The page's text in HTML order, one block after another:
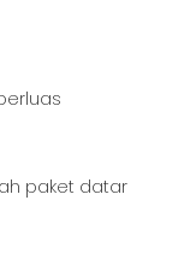
paket datar